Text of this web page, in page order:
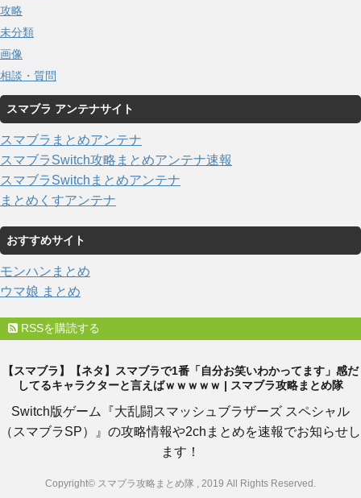
攻略
未分類
画像
相談・質問
スマブラ アンテナサイト
スマブラまとめアンテナ
スマブラSwitch攻略まとめアンテナ速報
スマブラSwitchまとめアンテナ
まとめくすアンテナ
おすすめサイト
モンハンまとめ
ウマ娘 まとめ
RSSを購読する
【スマブラ】【ネタ】スマブラで1番「自分お笑いわかってます」感だ
してるキャラクターと言えばｗｗｗｗｗ | スマブラ攻略まとめ隊
Switch版ゲーム『大乱闘スマッシュブラザーズ スペシャル
（スマブラSP）』の攻略情報や2chまとめを速報でお知らせし
ます！
Copyright© スマブラ攻略まとめ隊 , 2019 All Rights Reserved.